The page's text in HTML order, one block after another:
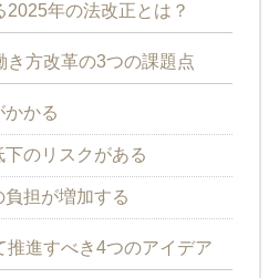
年の法改正とは？
き方改革の3つの課題点
かかる
下のリスクがある
負担が増加する
推進すべき4つのアイデア